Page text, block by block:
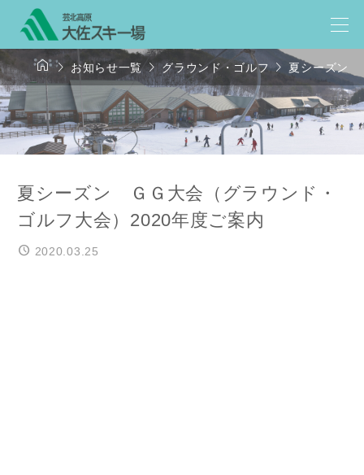
 お知らせ一覧グラウンド・ゴルフ夏シーズン
夏シーズン ＧＧ大会（グラウンド・
ゴルフ大会）2020年度ご案内
2020.03.25